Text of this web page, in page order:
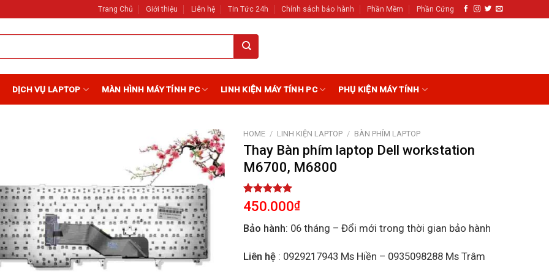
Trang Chủ Giới thiệu Liên hệ Tin Tức 24h Chính sách bảo hành Phần Mềm Phần Cứng
DỊCH VỤ LAPTOP MÀN HÌNH MÁY TÍNH PC LINH KIỆN MÁY TÍNH PC PHỤ KIỆN MÁY TÍNH
Add to
Wishlist
HOME / LINH KIỆN LAPTOP / BÀN PHÍM LAPTOP
Thay Bàn phím laptop Dell workstation
M6700, M6800
Rated 5.00
out of 5
based on
2
customer
450.000₫
Bảo hành: 06 tháng – Đổi mới trong thời gian bảo hành
Liên hệ : 0929217943 Ms Hiền – 0935098288 Ms Trâm